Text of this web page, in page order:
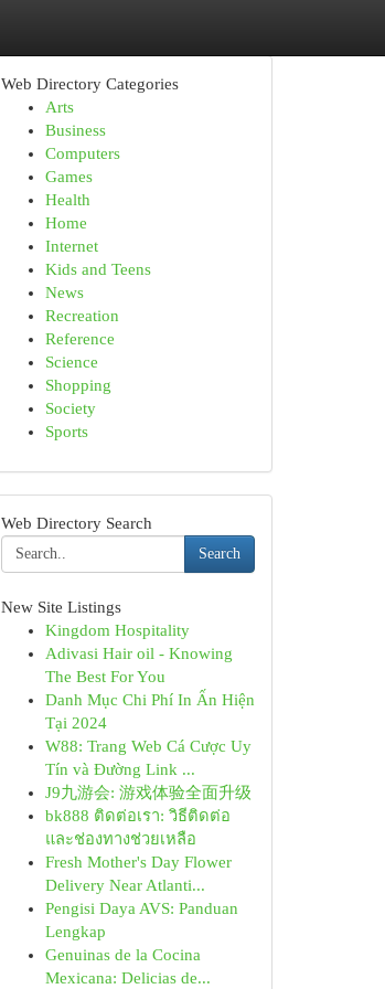
Web Directory Categories
Arts
Business
Computers
Games
Health
Home
Internet
Kids and Teens
News
Recreation
Reference
Science
Shopping
Society
Sports
Web Directory Search
Search
New Site Listings
Kingdom Hospitality
Adivasi Hair oil - Knowing
The Best For You
Danh Mục Chi Phí In Ấn Hiện
Tại 2024
W88: Trang Web Cá Cược Uy
Tín và Đường Link ...
J9九游会: 游戏体验全面升级
bk888 ติดต่อเรา: วิธีติดต่อ
และช่องทางช่วยเหลือ
Fresh Mother's Day Flower
Delivery Near Atlanti...
Pengisi Daya AVS: Panduan
Lengkap
Genuinas de la Cocina
Mexicana: Delicias de...